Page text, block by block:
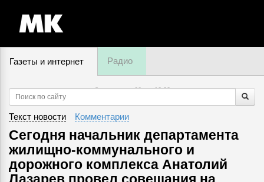
Газеты и интернет Радио
8 августа, суббота,10:00
Текст новости Комментарии
Сегодня начальник департамента
жилищно-коммунального и
дорожного комплекса Анатолий